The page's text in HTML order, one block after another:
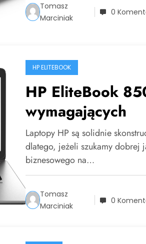
Tomasz
Marciniak
0
HP ELITEBOOK
HP EliteBook
wymagających
Laptopy HP są solidnie
dlatego, jeżeli szukamy dobrej
biznesowego na…
Tomasz
Marciniak
0